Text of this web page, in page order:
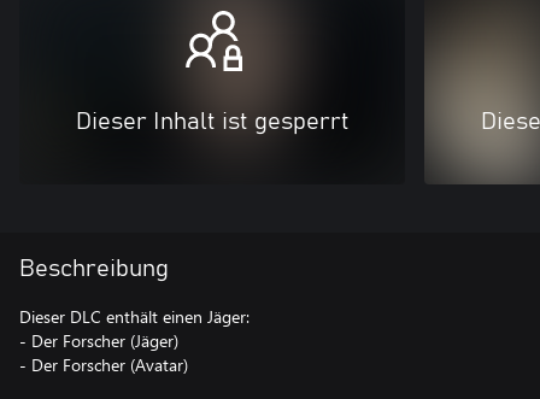
Dieser Inhalt ist gesperrt
Beschreibung
Dieser DLC enthält einen Jäger:
- Der Forscher (Jäger)
- Der Forscher (Avatar)